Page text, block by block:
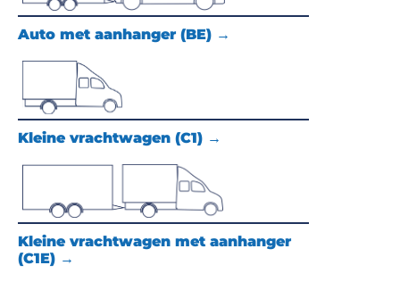
Auto met aanhanger (BE) →
Kleine vrachtwagen (C1) →
Kleine vrachtwagen met aanhanger
(C1E) →